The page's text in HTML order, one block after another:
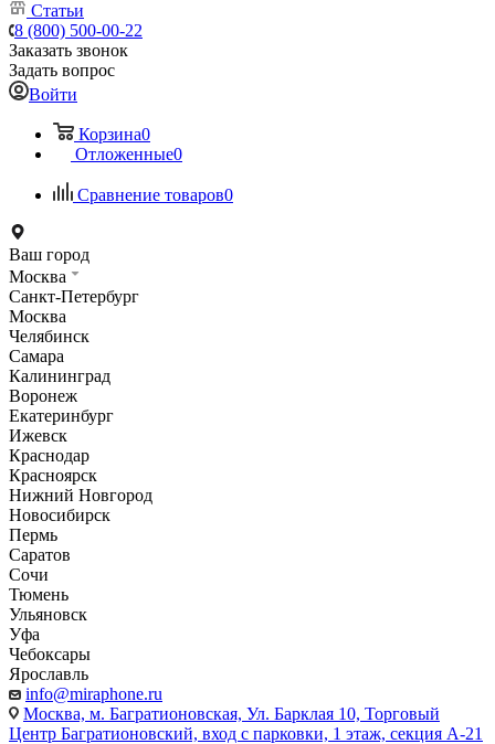
Статьи
8 (800) 500-00-22
Заказать звонок
Задать вопрос
Войти
Корзина0
Отложенные0
Сравнение товаров0
Ваш город
Москва
Санкт-Петербург
Москва
Челябинск
Самара
Калининград
Воронеж
Екатеринбург
Ижевск
Краснодар
Красноярск
Нижний Новгород
Новосибирск
Пермь
Саратов
Сочи
Тюмень
Ульяновск
Уфа
Чебоксары
Ярославль
info@miraphone.ru
Москва, м. Багратионовская, Ул. Барклая 10, Торговый
Центр Багратионовский, вход с парковки, 1 этаж, секция А-21